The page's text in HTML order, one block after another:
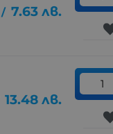
/ 7.63 лв.
13.48 лв.